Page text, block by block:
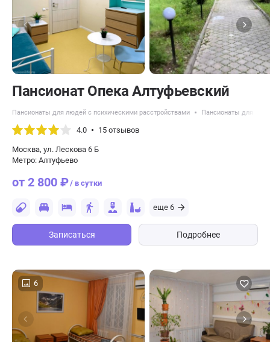
Пансионат Опека Алтуфьевский
Пансионаты для людей с психическими расстройствами Пансионаты для
4.0 15 отзывов
Москва, ул. Лескова 6 Б
Метро: Алтуфьево
от 2 800 ₽/ в сутки
еще 6
Записаться Подробнее
6